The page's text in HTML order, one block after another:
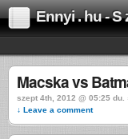
Ennyi . hu - S
Macska vs
szept 4th, 2012 @ 05:25 du.
↓ Leave a comment